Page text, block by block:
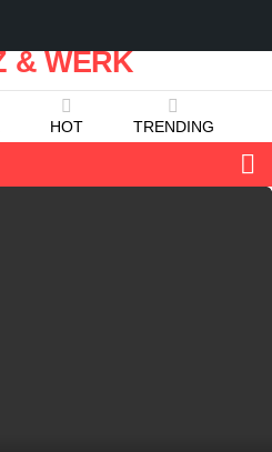
HOT TRENDING